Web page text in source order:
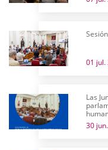
01 jul.
Las
30